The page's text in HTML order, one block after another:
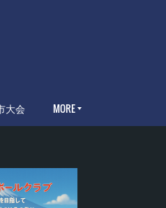
大会 MORE